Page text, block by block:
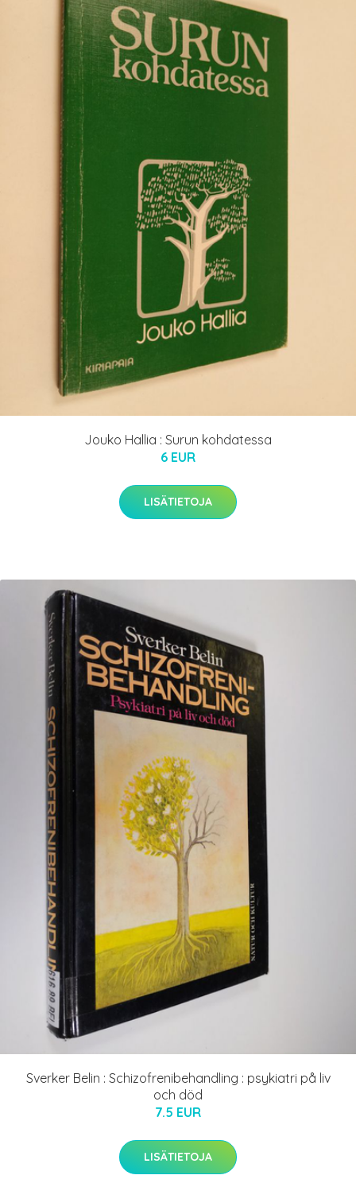
Jouko Hallia : Surun kohdatessa
6 EUR
LISÄTIETOJA
Sverker Belin : Schizofrenibehandling : psykiatri på liv
och död
7.5 EUR
LISÄTIETOJA